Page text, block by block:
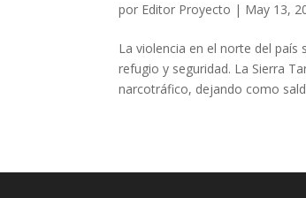
por Editor Proyecto | May 13,
La violencia en el norte del
refugio y seguridad. La Sierra
narcotráfico, dejando como